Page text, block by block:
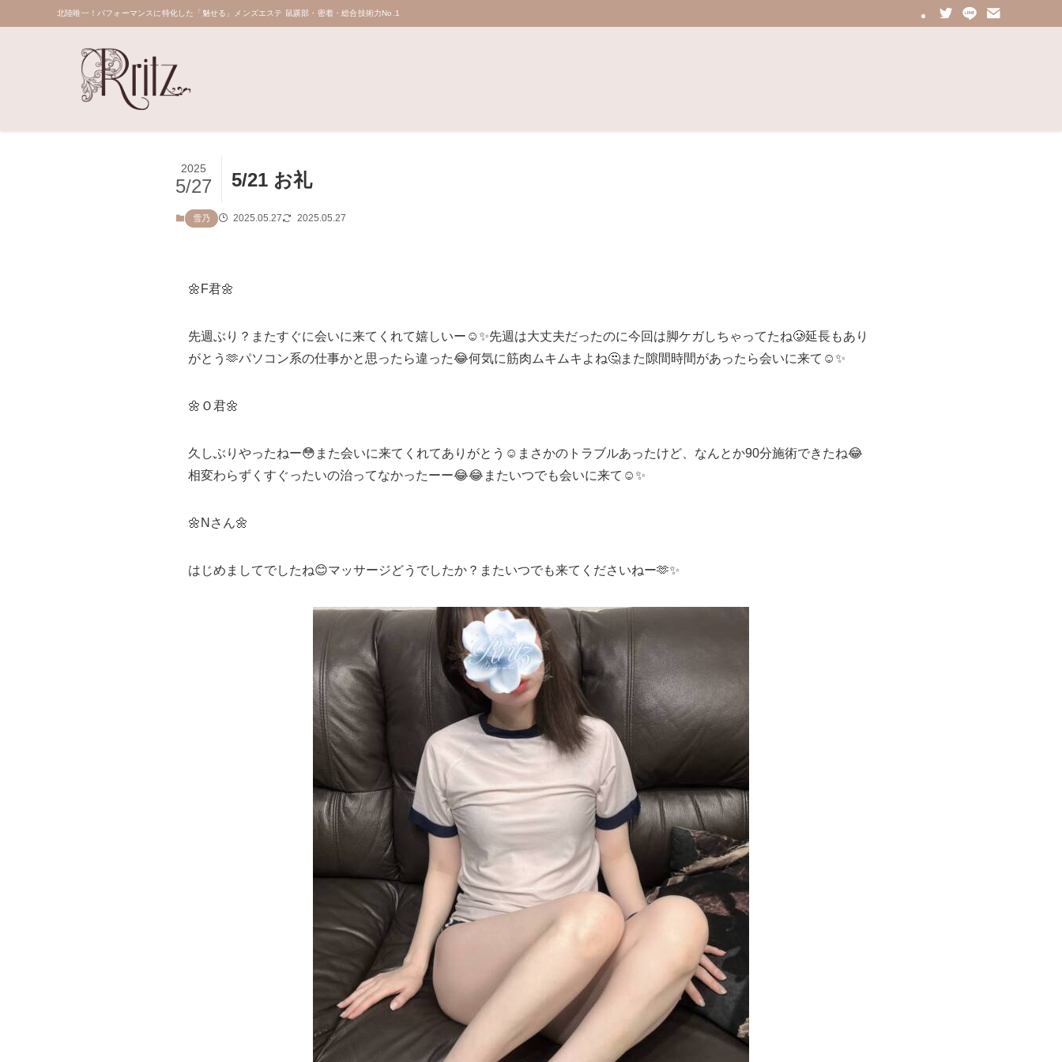
北陸唯一！パフォーマンスに特化した「魅せる」メンズエステ 鼠蹊部・密着・総合技術力No.1
5/21 お礼
2025
5/27
雪乃 2025.05.27 2025.05.27
🌼F君🌼
先週ぶり？またすぐに会いに来てくれて嬉しいー☺️✨先週は大丈夫だったのに今回は脚ケガしちゃってたね🥲延長もあり
がとう🫶パソコン系の仕事かと思ったら違った😂何気に筋肉ムキムキよね🤔また隙間時間があったら会いに来て☺️✨
🌼Ｏ君🌼
久しぶりやったねー😳また会いに来てくれてありがとう☺️まさかのトラブルあったけど、なんとか90分施術できたね😂
相変わらずくすぐったいの治ってなかったーー😂😂またいつでも会いに来て☺️✨
🌼Nさん🌼
はじめましてでしたね😊マッサージどうでしたか？またいつでも来てくださいねー🫶✨